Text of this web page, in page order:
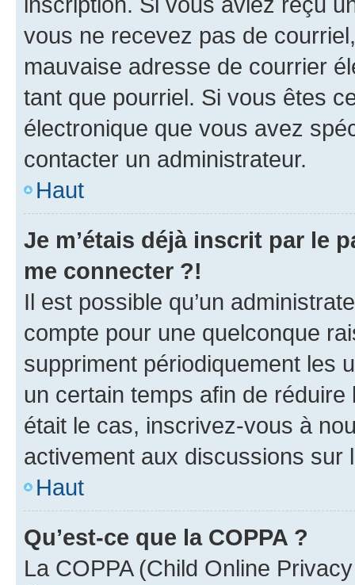
vous ne recevez pas de
mauvaise adresse de courrier
tant que pourriel. Si vous êtes
électronique que vous avez
contacter un administrateur.
Haut
Je m’étais déjà inscrit par le
me connecter ?!
Il est possible qu’un
compte pour une quelconque
suppriment périodiquement les
un certain temps afin de
était le cas, inscrivez-vous à
activement aux discussions sur
Haut
Qu’est-ce que la COPPA ?
La COPPA (Child Online